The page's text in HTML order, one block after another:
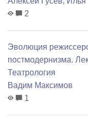
2
Эволюция
постмодернизма.
Театрология
Вадим Максимов
1